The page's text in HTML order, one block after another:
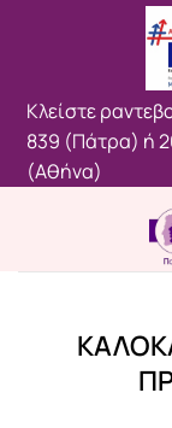
Κλείστε
839 (Πάτρα) ή
(Aθήνα)